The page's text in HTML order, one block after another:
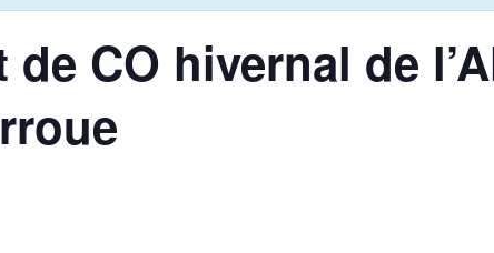
CO hivernal de